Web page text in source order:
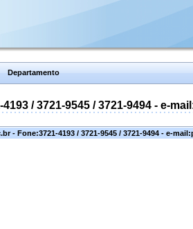
Departamento
/ 3721-9545 / 3721-9494 - e-
Fone:3721-4193 / 3721-9545 / 3721-9494 - e-